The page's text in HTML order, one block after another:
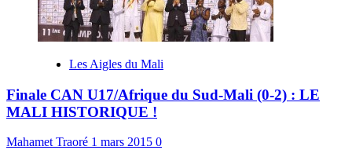
Les Aigles du Mali
Finale CAN U17/Afrique du Sud-Mali (0-2) : LE
MALI HISTORIQUE !
Mahamet Traoré 1 mars 2015 0